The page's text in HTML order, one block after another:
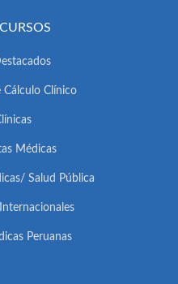
Cálculo Clínico
Médicas
Salud Pública
Peruanas